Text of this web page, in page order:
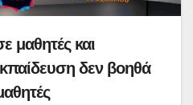
και
δεν βοηθά